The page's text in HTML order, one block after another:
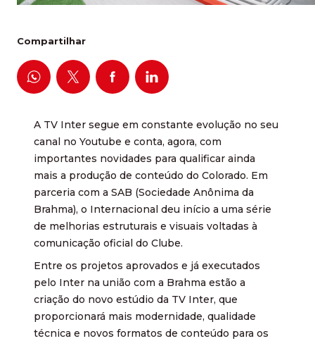
Compartilhar
A TV Inter segue em constante evolução no seu
canal no Youtube e conta, agora, com
importantes novidades para qualificar ainda
mais a produção de conteúdo do Colorado. Em
parceria com a SAB (Sociedade Anônima da
Brahma), o Internacional deu início a uma série
de melhorias estruturais e visuais voltadas à
comunicação oficial do Clube.
Entre os projetos aprovados e já executados
pelo Inter na união com a Brahma estão a
criação do novo estúdio da TV Inter, que
proporcionará mais modernidade, qualidade
técnica e novos formatos de conteúdo para os